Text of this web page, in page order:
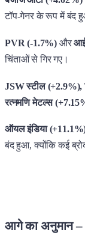
टॉप-गेनर के रूप में बंद
PVR (-1.7%) और
चिंताओं से गिर गए।
JSW स्टील (+2.9%),
रत्नमणि मेटल्स
ऑयल इंडिया
बंद हुआ, क्योंकि कई
आगे का अनुमान –